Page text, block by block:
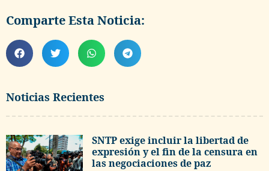
Noticias Recientes
SNTP exige incluir la libertad de
expresión y el fin de la censura en
las negociaciones de paz
Comparte Esta Noticia: